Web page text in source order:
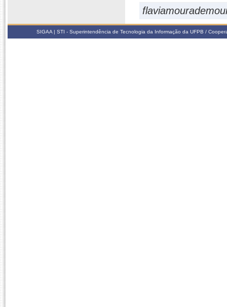
SIGAA | STI - Superintendência de Tecnologia da Informação da UFPB /